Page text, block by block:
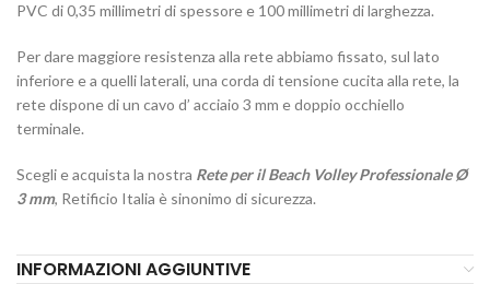
PVC di 0,35 millimetri di spessore e 100 millimetri di larghezza.
Per dare maggiore resistenza alla rete abbiamo fissato, sul lato
inferiore e a quelli laterali, una corda di tensione cucita alla rete, la
rete dispone di un cavo d’ acciaio 3 mm e doppio occhiello
terminale.
Scegli e acquista la nostra Rete per il Beach Volley Professionale Ø
3 mm, Retificio Italia è sinonimo di sicurezza.
INFORMAZIONI AGGIUNTIVE